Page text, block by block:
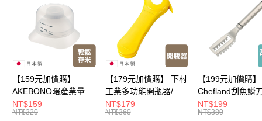
Apple Pay
悠遊付
全盈+PAY
大哥付你分期
相關說明
【159元加價購】
AKEBONO曙產業量米
杯漏斗組(白)/量米杯/
米桶/量米用具/任二件8
NT$159
NT$320
【179元加價購】 下村
工業多功能開瓶器/開
瓶器/餐廚用品/料理道
具/任二件8折
NT$179
NT$360
【199元加價購】
Chefland刮魚鱗
魚鱗器/廚房用品/
道具/任二件8折
NT$199
NT$380